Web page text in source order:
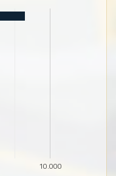
10.000